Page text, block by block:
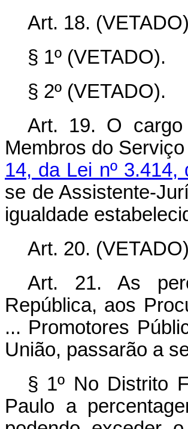
Art. 18.
§ 1º (VETADO).
§ 2º (VETADO).
Art. 19. O
Membros do
14, da Lei nº
se de Assistente-
igualdade
Art. 20.
Art. 21. As
República, aos
... Promotores
União, passarão a
§ 1º No Distrito
Paulo a